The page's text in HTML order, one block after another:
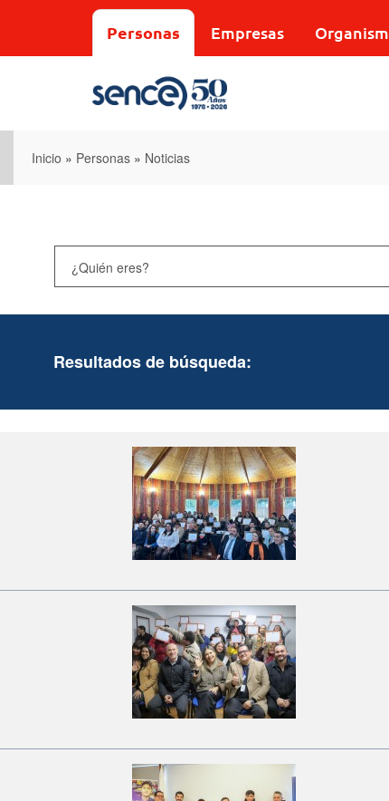
Personas Empresas
Inicio » Personas » Noticias
Resultados de búsqueda: